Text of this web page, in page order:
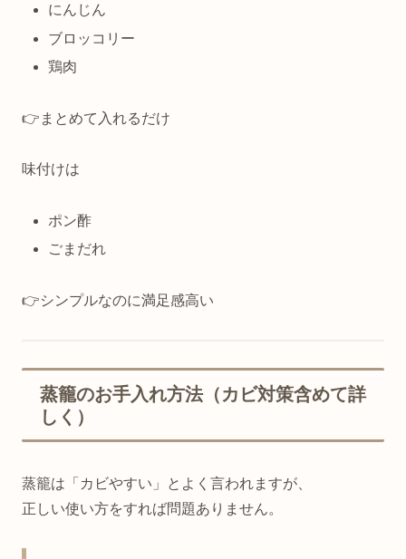
にんじん
ブロッコリー
鶏肉
👉まとめて入れるだけ
味付けは
ポン酢
ごまだれ
👉シンプルなのに満足感高い
蒸籠のお手入れ方法（カビ対策含めて詳
しく）
蒸籠は「カビやすい」とよく言われますが、
正しい使い方をすれば問題ありません。